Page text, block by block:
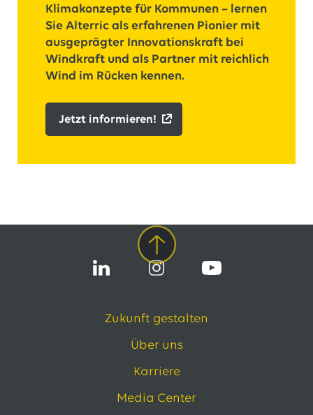
Klimakonzepte für Kommunen – lernen
Sie Alterric als erfahrenen Pionier mit
ausgeprägter Innovationskraft bei
Windkraft und als Partner mit reichlich
Wind im Rücken kennen.
Jetzt informieren!
Zukunft gestalten
Über uns
Karriere
Media Center